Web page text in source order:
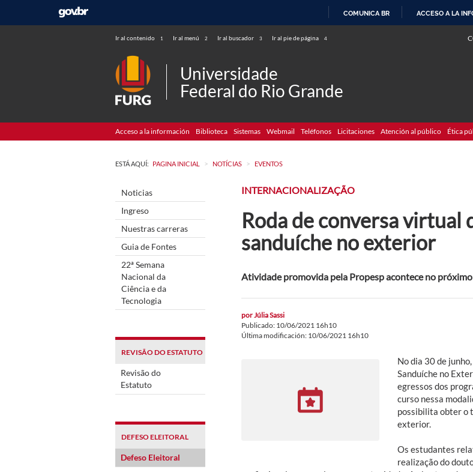
COMUNICA BR ACCESO A LA
Ir al contenido 1 Ir al menú 2 Ir al buscador 3 Ir al pie de página 4
Universidade
Federal do Rio Grande
Acceso a la información Biblioteca Sistemas Webmail Teléfonos Licitaciones Atención al público Ética
ESTÁ AQUÍ: PAGINA INICIAL > NOTÍCIAS > EVENTOS
Noticias
Ingreso
Nuestras carreras
Guia de Fontes
22ª Semana
Nacional da
Ciência e da
Tecnologia
REVISÃO DO ESTATUTO
Revisão do
Estatuto
DEFESO ELEITORAL
Defeso Eleitoral
INTERNACIONALIZAÇÃO
Roda de conversa virtual
sanduíche no exterior
Atividade promovida pela Propesp acontece no
porJúlia Sassi
Publicado: 10/06/2021 16h10
Última modificación: 10/06/2021 16h10
No dia 30 de
Sanduíche no
egressos dos
curso nessa
possibilita obter o
exterior.
Os estudantes
realização do